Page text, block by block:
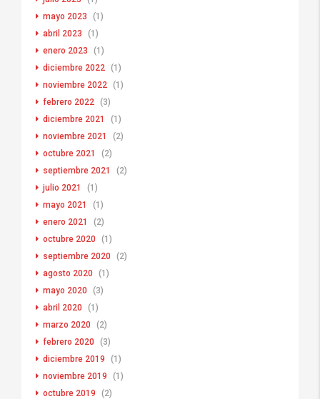
mayo 2023
(1)
abril 2023
(1)
enero 2023
(1)
diciembre 2022 (1)
noviembre 2022 (1)
febrero 2022 (3)
diciembre 2021
(1)
noviembre 2021
(2)
octubre 2021
(2)
septiembre 2021
(2)
julio 2021
(1)
mayo 2021
(1)
enero 2021
(2)
octubre 2020
(1)
septiembre 2020
(2)
agosto 2020
(1)
mayo 2020
(3)
abril 2020
(1)
marzo 2020
(2)
febrero 2020
(3)
diciembre 2019
(1)
noviembre 2019
(1)
octubre 2019
(2)